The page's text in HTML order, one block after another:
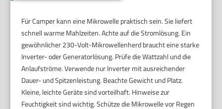
Für Camper kann eine Mikrowelle praktisch sein. Sie liefert
schnell warme Mahlzeiten. Achte auf die Stromlösung. Ein
gewöhnlicher 230-Volt-Mikrowellenherd braucht eine starke
Inverter- oder Generatorlösung. Prüfe die Wattzahl und die
Anlaufströme. Verwende nur Inverter mit ausreichender
Dauer- und Spitzenleistung. Beachte Gewicht und Platz.
Kleine, leichte Geräte sind vorteilhaft. Hinweise zur
Feuchtigkeit sind wichtig. Schütze die Mikrowelle vor Regen